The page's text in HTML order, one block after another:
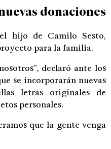
donaciones
hijo de Camilo Sesto,
para la familia.
declaró ante los
se incorporarán nuevas
letras originales de
personales.
que la gente venga